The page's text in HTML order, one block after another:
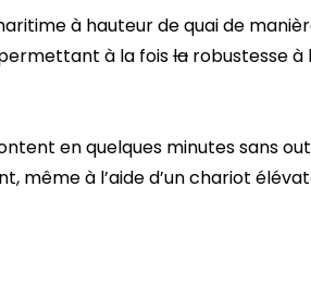
à hauteur de quai de
à la foisla robustesse à
en quelques minutes sans
à l’aide d’un chariot